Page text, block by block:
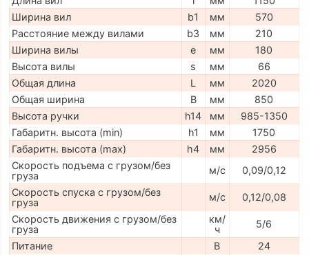
Ширина вил
b1 мм
570
Расстояние между вилами
b3 мм
210
Ширина вилы
e мм
180
Высота вилы
s мм
66
Общая длина
L мм
2020
Общая ширина
B мм
850
Высота ручки
h14 мм
985-1350
Габаритн. высота (min)
h1 мм
1750
Габаритн. высота (max)
h4 мм
2956
Скорость подъема с грузом/без
груза
м/с
0,09/0,12
Скорость спуска с грузом/без
груза
м/с
0,12/0,08
Скорость движения с грузом/без
груза
км/
ч
5/6
Питание
В
24